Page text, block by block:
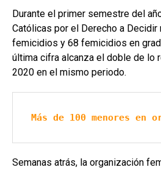
Durante el primer semestre del
Católicas por el Derecho a
femicidios y 68 femicidios en
última cifra alcanza el doble de lo
2020 en el mismo periodo.
Más de 100 menores
Semanas atrás, la organización